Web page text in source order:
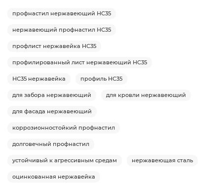
профнастил нержавеющий НС35
нержавеющий профнастил НС35
профлист нержавейка НС35
профилированный лист нержавеющий НС35
НС35 нержавейка профиль НС35
для забора нержавеющий для кровли нержавеющий
для фасада нержавеющий
коррозионностойкий профнастил
долговечный профнастил
устойчивый к агрессивным средам нержавеющая сталь
оцинкованная нержавейка